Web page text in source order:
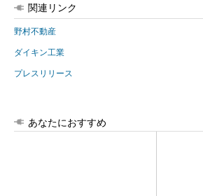
関連リンク
野村不動産
ダイキン工業
プレスリリース
あなたにおすすめ